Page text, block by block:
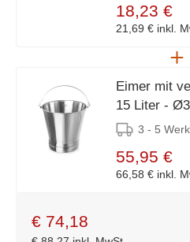
18,23 €
21,69 € inkl.
Eimer mit
15 Liter -
3 - 5
55,95 €
66,58 € inkl.
€ 74,18